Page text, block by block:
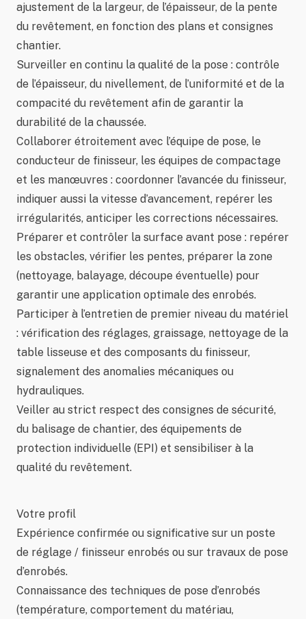
ajustement de la largeur, de l’épaisseur, de la pente
du revêtement, en fonction des plans et consignes
chantier.
Surveiller en continu la qualité de la pose : contrôle
de l’épaisseur, du nivellement, de l’uniformité et de la
compacité du revêtement afin de garantir la
durabilité de la chaussée.
Collaborer étroitement avec l’équipe de pose, le
conducteur de finisseur, les équipes de compactage
et les manœuvres : coordonner l’avancée du finisseur,
indiquer aussi la vitesse d’avancement, repérer les
irrégularités, anticiper les corrections nécessaires.
Préparer et contrôler la surface avant pose : repérer
les obstacles, vérifier les pentes, préparer la zone
(nettoyage, balayage, découpe éventuelle) pour
garantir une application optimale des enrobés.
Participer à l’entretien de premier niveau du matériel
: vérification des réglages, graissage, nettoyage de la
table lisseuse et des composants du finisseur,
signalement des anomalies mécaniques ou
hydrauliques.
Veiller au strict respect des consignes de sécurité,
du balisage de chantier, des équipements de
protection individuelle (EPI) et sensibiliser à la
qualité du revêtement.
Votre profil
Expérience confirmée ou significative sur un poste
de réglage / finisseur enrobés ou sur travaux de pose
d’enrobés.
Connaissance des techniques de pose d’enrobés
(température, comportement du matériau,